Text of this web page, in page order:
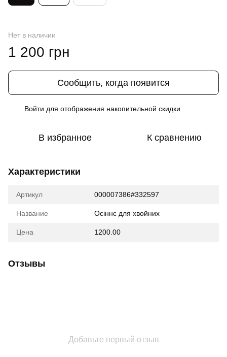
Нет в наличии
1 200 грн
Сообщить, когда появится
Войти для отображения накопительной скидки
В избранное К сравнению
Характеристики
Артикул 000007386#332597
Название Осіннє для хвойних
Цена 1200.00
Отзывы
Добавьте первый отзыв